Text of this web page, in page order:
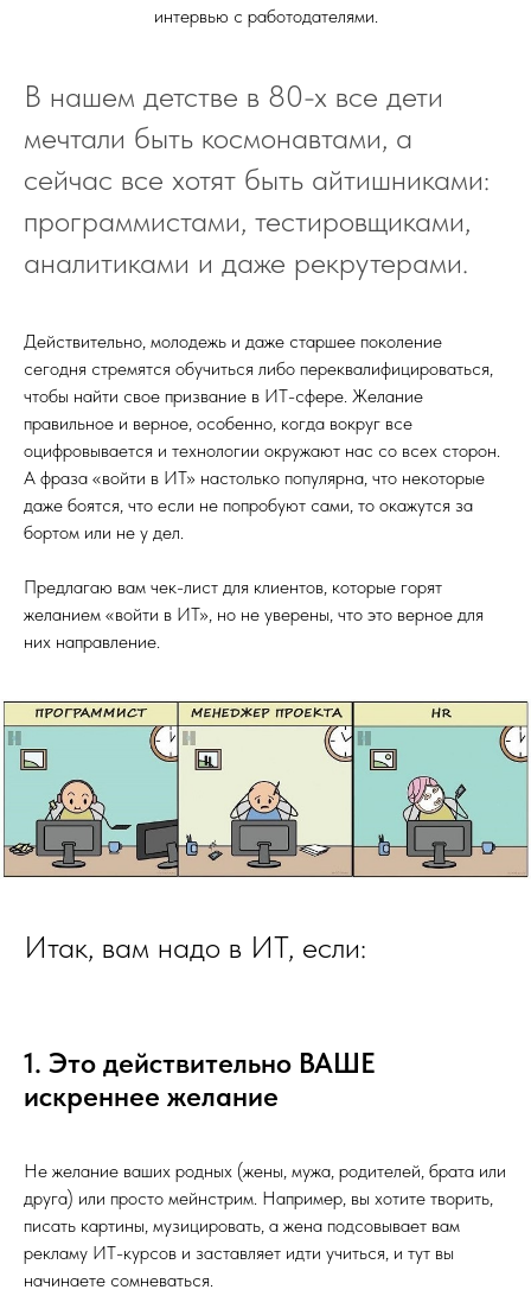
интервью с работодателями.
В нашем детстве в 80-х все дети
мечтали быть космонавтами, а
сейчас все хотят быть айтишниками:
программистами, тестировщиками,
аналитиками и даже рекрутерами.
Действительно, молодежь и даже старшее поколение
сегодня стремятся обучиться либо переквалифицироваться,
чтобы найти свое призвание в ИТ-сфере. Желание
правильное и верное, особенно, когда вокруг все
оцифровывается и технологии окружают нас со всех сторон.
А фраза «войти в ИТ» настолько популярна, что некоторые
даже боятся, что если не попробуют сами, то окажутся за
бортом или не у дел.
Предлагаю вам чек-лист для клиентов, которые горят
желанием «войти в ИТ», но не уверены, что это верное для
них направление.
Итак, вам надо в ИТ, если:
1. Это действительно ВАШЕ
искреннее желание
Не желание ваших родных (жены, мужа, родителей, брата или
друга) или просто мейнстрим. Например, вы хотите творить,
писать картины, музицировать, а жена подсовывает вам
рекламу ИТ-курсов и заставляет идти учиться, и тут вы
начинаете сомневаться.